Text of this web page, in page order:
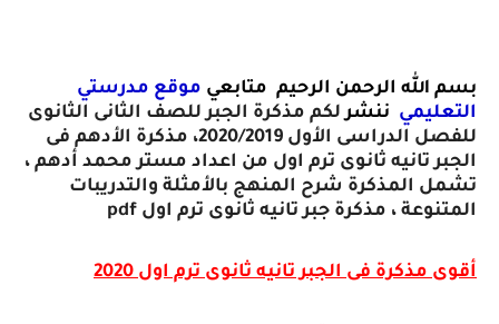
بسم الله الرحمن الرحيم متابعي موقع مدرستي
التعليمي ننشرلكم مذكرة الجبر للصف الثانى الثانوى
للفصل الدراسى الأول 2020/2019، مذكرة الأدهم فى
الجبر تانيه ثانوى ترم اول من اعداد مستر محمد أدهم ،
تشمل المذكرة شرح المنهج بالأمثلة والتدريبات
المتنوعة ، مذكرة جبر تانيه ثانوى ترم اول pdf
أقوى مذكرة فى الجبر تانيه ثانوى ترم اول 2020